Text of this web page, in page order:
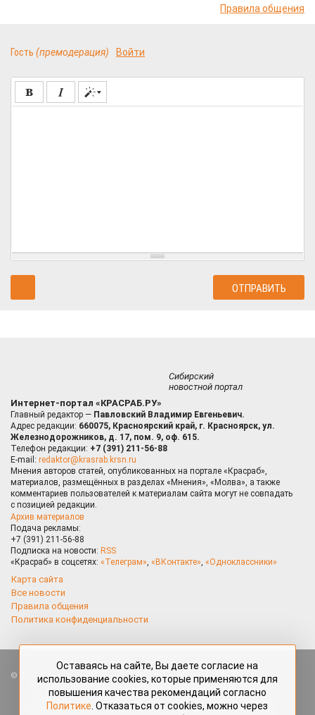
Правила общения
Гость (премодерация) Войти
Сибирский
новостной портал
Интернет-портал «КРАСРАБ.РУ»
Главный редактор — Павловский Владимир Евгеньевич.
Адрес редакции: 660075, Красноярский край, г. Красноярск, ул.
Железнодорожников, д. 17, пом. 9, оф. 615.
Телефон редакции: +7 (391) 211-56-88
E-mail: redaktor@krasrab.krsn.ru
Мнения авторов статей, опубликованных на портале «Красраб»,
материалов, размещённых в разделах «Мнения», «Молва», а также
комментариев пользователей к материалам сайта могут не совпадать
с позицией редакции.
Архив материалов
Подача рекламы:
+7 (391) 211-56-88
Подписка на новости: RSS
«Красраб» в соцсетях: «Телеграм», «ВКонтакте», «Одноклассники»
Карта сайта
Все новости
Правила общения
Политика конфиденциальности
Все права защищены. Любые материалы, размещённые на портале
«Красраб.ру» сотрудниками редакции, нештатными авторами
и читателями, являются объектами авторского права. Полное или
частичное использование материалов, размещённых на портале
Оставаясь на сайте, Вы даете согласие на
использование cookies, которые применяются для
повышения качества рекомендаций согласно
Политике . Отказаться от cookies, можно через